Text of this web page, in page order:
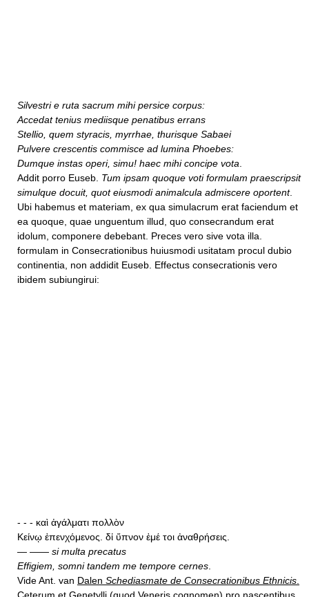
Silvestri e ruta sacrum mihi persice corpus:
Accedat tenius mediisque penatibus errans
Stellio, quem styracis, myrrhae, thurisque Sabaei
Pulvere crescentis commisce ad lumina Phoebes:
Dumque instas operi, simu! haec mihi concipe vota
Addit porro Euseb. Tum ipsam quoque voti formulam praescripsit
simulque docuit, quot eiusmodi animalcula admiscere oportent.
Ubi habemus et materiam, ex qua simulacrum erat faciendum et
ea quoque, quae unguentum illud, quo consecrandum erat
idolum, componere debebant. Preces vero sive vota illa.
formulam in Consecrationibus huiusmodi usitatam procul dubio
continentia, non addidit Euseb. Effectus consecrationis vero
ibidem subiungirui:
- - - καὶ ἀγάλματι πολλὸν
Κείνῳ ἐπενχόμενος. δἰ ὕπνον ἐμέ τοι ἀναθρήσεις.
— —— si multa precatus
Effigiem, somni tandem me tempore cernes
Vide Ant. van Dalen Schediasmate de Consecrationibus Ethnicis